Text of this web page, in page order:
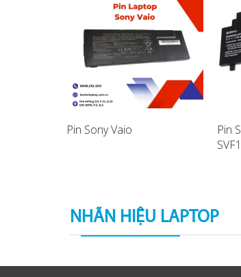
Pin Sony Vaio
Pin
NHÃN HIỆU LAPTOP